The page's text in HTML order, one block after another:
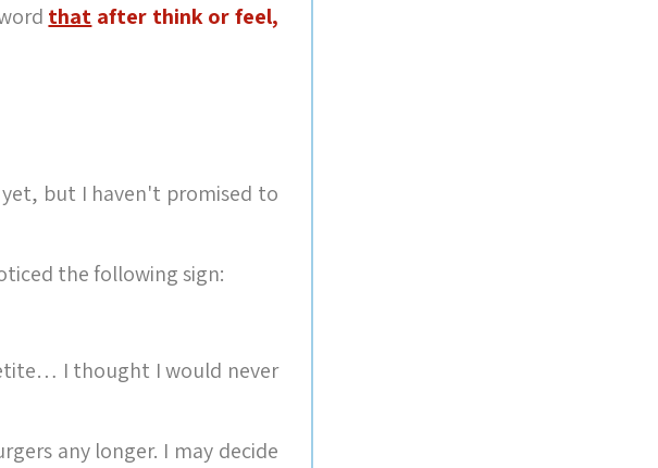
that after think or feel,
but I haven't promised to
the following sign:
I thought I would never
any longer. I may decide